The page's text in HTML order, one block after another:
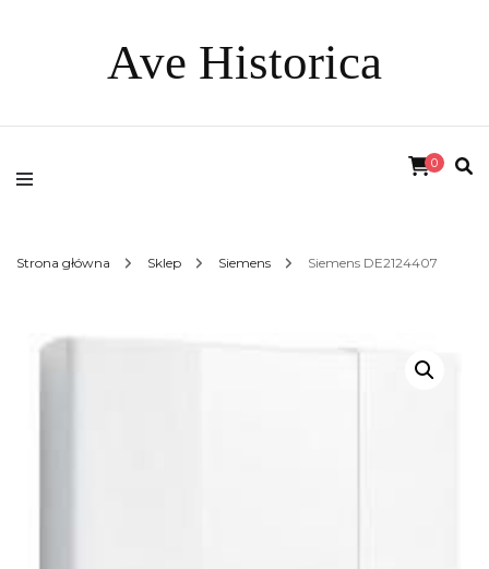
Ave Historica
0
Strona główna Sklep Siemens Siemens DE2124407